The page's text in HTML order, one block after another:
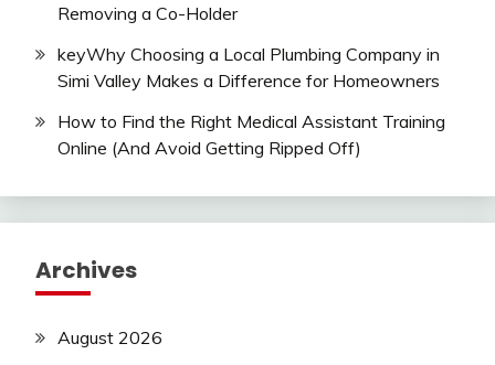
Removing a Co-Holder
keyWhy Choosing a Local Plumbing Company in
Simi Valley Makes a Difference for Homeowners
How to Find the Right Medical Assistant Training
Online (And Avoid Getting Ripped Off)
Archives
August 2026